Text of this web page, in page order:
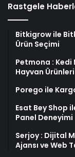
Rastgele
Bitkigrow ile
Ürün Seçimi
Petmona : Kedi
Hayvan Ürünleri
Porego ile
Esat Bey Shop
Panel Deneyimi
Serjoy : Dijital
Ajansı ve Web